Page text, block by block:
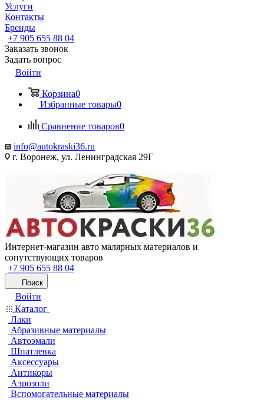
Услуги
Контакты
Бренды
+7 905 655 88 04
Заказать звонок
Задать вопрос
Войти
Корзина0
Избранные товары0
Сравнение товаров0
info@autokraski36.ru
г. Воронеж, ул. Ленинградская 29Г
Интернет-магазин авто малярных материалов и
сопутствующих товаров
+7 905 655 88 04
Поиск
Войти
Каталог
Лаки
Абразивные материалы
Автоэмали
Шпатлевка
Аксессуары
Антикоры
Аэрозоли
Вспомогательные материалы